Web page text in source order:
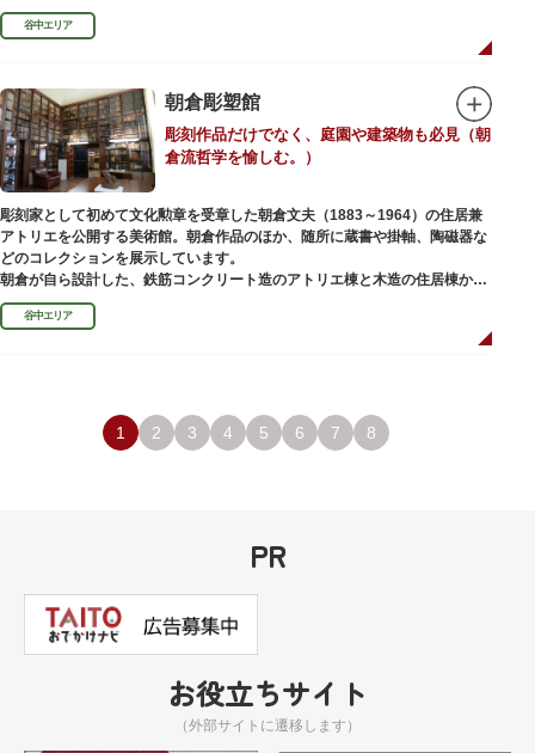
谷中銀座商店街は1945年頃に自然発生的に生まれ、現在の近隣型商店街へと
発展。昭和の懐かしい商店街の景観を見ることができます。東京の下町レト
観光客が訪れ、買い物や散策を楽しんでいます。
谷中エリア
朝倉彫塑館
彫刻作品だけでなく、庭園や建築物も必見（朝
倉流哲学を愉しむ。）
彫刻家として初めて文化勲章を受章した朝倉文夫（1883～1964）の住居兼
アトリエを公開する美術館。朝倉作品のほか、随所に蔵書や掛軸、陶磁器な
どのコレクションを展示しています。
朝倉が自ら設計した、鉄筋コンクリート造のアトリエ棟と木造の住居棟から
なる建物は、異なる素材が違和感なく調和しています。広く門戸を開放し弟
子を育成した「朝倉彫塑塾」の教育の場としても使われました。巨石と樹木
が濃密な空間を作り出す「五典の池」を中心とした中庭、日本における屋上
値も感じられる施設です。朝倉の芸術思想の特質である自然観を表す庭園
は、その芸術上・観賞上の価値が評価され、敷地全体が「旧朝倉文夫氏庭
谷中エリア
1 2 3 4 5 6 7 8
PR
お役立ちサイト
（外部サイトに遷移します）